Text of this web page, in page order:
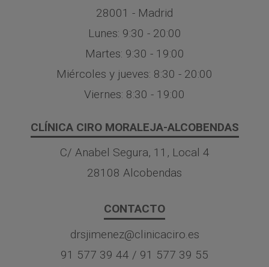
28001 - Madrid
Lunes: 9:30 - 20:00
Martes: 9:30 - 19:00
Miércoles y jueves: 8:30 - 20:00
Viernes: 8:30 - 19:00
CLÍNICA CIRO MORALEJA-ALCOBENDAS
C/ Anabel Segura, 11, Local 4
28108 Alcobendas
CONTACTO
drsjimenez@clinicaciro.es
91 577 39 44 / 91 577 39 55